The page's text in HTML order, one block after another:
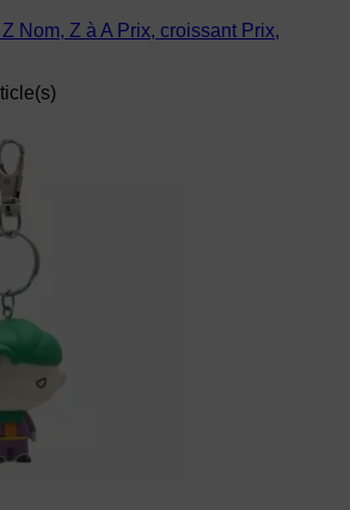
Nom, Z à A Prix, croissant Prix,